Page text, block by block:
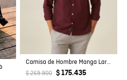
Camisa de Hombre Manga Larga Slim Fit Pato Bordado Tela Oxford en Algodón
$ 269.900 $ 175.435